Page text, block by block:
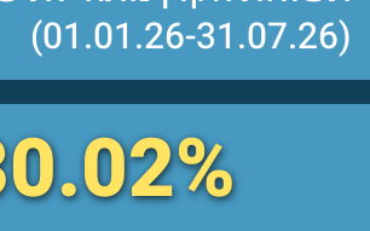
(01.01.26-31.07.26)